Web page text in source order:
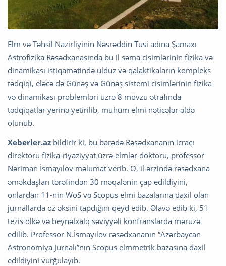
Elm və Təhsil Nazirliyinin Nəsrəddin Tusi adına Şamaxı
Astrofizika Rəsədxanasında bu il səma cisimlərinin fizika və
dinamikası istiqamətində ulduz və qalaktikaların kompleks
tədqiqi, eləcə də Günəş və Günəş sistemi cisimlərinin fizika
və dinamikası problemləri üzrə 8 mövzu ətrafında
tədqiqatlar yerinə yetirilib, mühüm elmi nəticələr əldə
olunub.
Xeberler.az bildirir ki, bu barədə Rəsədxananın icraçı
direktoru fizika-riyaziyyat üzrə elmlər doktoru, professor
Nəriman İsmayılov məlumat verib. O, il ərzində rəsədxana
əməkdaşları tərəfindən 30 məqalənin çap edildiyini,
onlardan 11-nin WoS və Scopus elmi bazalarına daxil olan
jurnallarda öz əksini tapdığını qeyd edib. Əlavə edib ki, 51
tezis ölkə və beynəlxalq səviyyəli konfranslarda məruzə
edilib. Professor N.İsmayılov rəsədxananın “Azərbaycan
Astronomiya Jurnalı”nın Scopus elmmetrik bazasına daxil
edildiyini vurğulayıb.